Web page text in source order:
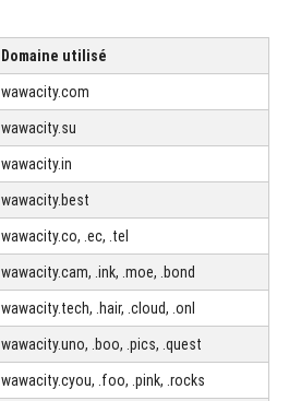
Domaine utilisé
wawacity.com
wawacity.su
wawacity.in
wawacity.best
wawacity.co, .ec, .tel
wawacity.cam, .ink, .moe, .bond
wawacity.tech, .hair, .cloud, .onl
wawacity.uno, .boo, .pics, .quest
wawacity.cyou, .foo, .pink, .rocks